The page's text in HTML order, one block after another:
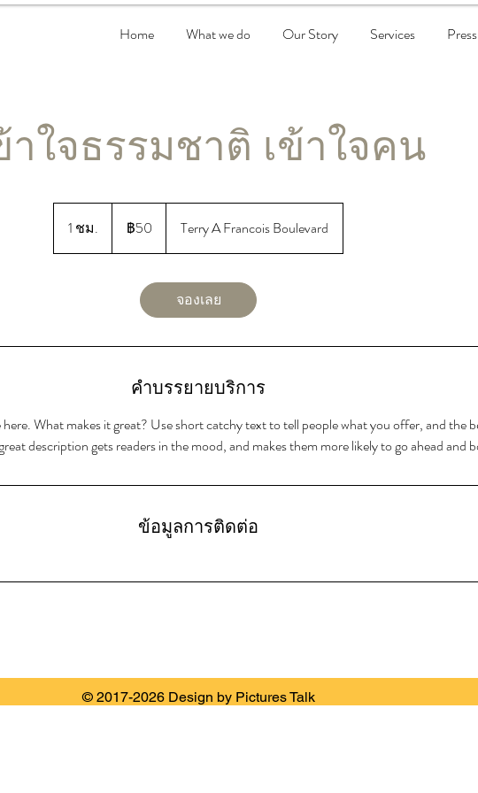
Home What we do Our Story Services Press
าใจธรรมชาติ เข้าใจคน
1 ชม.
ช
ไทย฿50 Terry A Francois Boulevard
จองเลย
คำบรรยายบริการ
What makes it great? Use short catchy text to tell people what you offer, and the
description gets readers in the mood, and makes them more likely to go ahead and
ข้อมูลการติดต่อ
© 2017-2026 Design by Pictures Talk